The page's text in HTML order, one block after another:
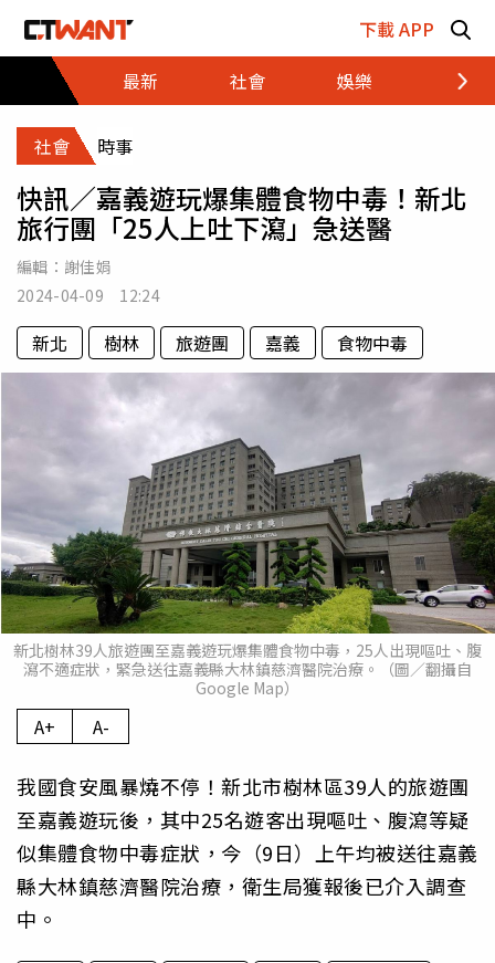
下載 APP
最新
社會 娛樂 財經
社會 時事
快訊／嘉義遊玩爆集體食物中毒！新北
旅行團「25人上吐下瀉」急送醫
編輯： 謝佳娟
2024-04-09 12:24
新北 樹林 旅遊團 嘉義 食物中毒
新北樹林39人旅遊團至嘉義遊玩爆集體食物中毒，25人出現嘔吐、腹
瀉不適症狀，緊急送往嘉義縣大林鎮慈濟醫院治療。（圖／翻攝自
Google Map）
A+ A-
我國食安風暴燒不停！新北市樹林區39人的旅遊團
至嘉義遊玩後，其中25名遊客出現嘔吐、腹瀉等疑
似集體食物中毒症狀，今（9日）上午均被送往嘉義
縣大林鎮慈濟醫院治療，衛生局獲報後已介入調查
中。